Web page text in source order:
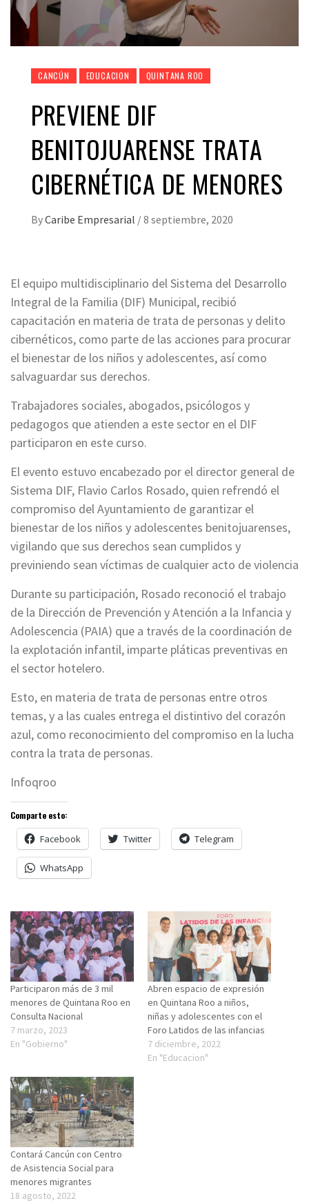
CANCÚN EDUCACION QUINTANA ROO
PREVIENE DIF
BENITOJUARENSE TRATA
CIBERNÉTICA DE MENORES
ByCaribe Empresarial /8 septiembre, 2020
El equipo multidisciplinario del Sistema del Desarrollo
Integral de la Familia (DIF) Municipal, recibió
capacitación en materia de trata de personas y delito
cibernéticos, como parte de las acciones para procurar
el bienestar de los niños y adolescentes, así como
salvaguardar sus derechos.
Trabajadores sociales, abogados, psicólogos y
pedagogos que atienden a este sector en el DIF
participaron en este curso.
El evento estuvo encabezado por el director general de
Sistema DIF, Flavio Carlos Rosado, quien refrendó el
compromiso del Ayuntamiento de garantizar el
bienestar de los niños y adolescentes benitojuarenses,
vigilando que sus derechos sean cumplidos y
previniendo sean víctimas de cualquier acto de violencia
Durante su participación, Rosado reconoció el trabajo
de la Dirección de Prevención y Atención a la Infancia y
Adolescencia (PAIA) que a través de la coordinación de
la explotación infantil, imparte pláticas preventivas en
el sector hotelero.
Esto, en materia de trata de personas entre otros
temas, y a las cuales entrega el distintivo del corazón
azul, como reconocimiento del compromiso en la lucha
contra la trata de personas.
Infoqroo
Comparte esto:
Facebook Twitter Telegram
WhatsApp
Participaron más de 3 mil
menores de Quintana Roo en
Consulta Nacional
7 marzo, 2023
En "Gobierno"
Abren espacio de expresión
en Quintana Roo a niños,
niñas y adolescentes con el
Foro Latidos de las infancias
7 diciembre, 2022
En "Educacion"
Contará Cancún con Centro
de Asistencia Social para
menores migrantes
18 agosto, 2022